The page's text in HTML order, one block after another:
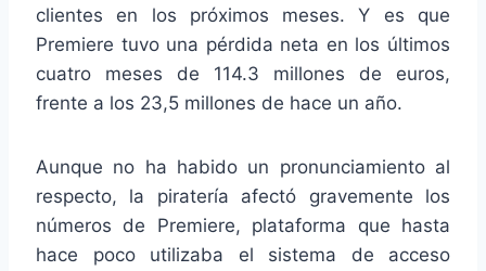
clientes en los próximos meses. Y es que
Premiere tuvo una pérdida neta en los últimos
cuatro meses de 114.3 millones de euros,
frente a los 23,5 millones de hace un año.
Aunque no ha habido un pronunciamiento al
respecto, la piratería afectó gravemente los
números de Premiere, plataforma que hasta
hace poco utilizaba el sistema de acceso